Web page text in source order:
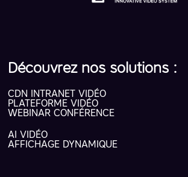
Découvrez nos solutions :
CDN INTRANET VIDÉO
PLATEFORME VIDÉO
WEBINAR CONFÉRENCE
AI VIDÉO
AFFICHAGE DYNAMIQUE